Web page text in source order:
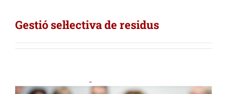
Gestió sel·lectiva de residus